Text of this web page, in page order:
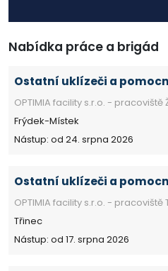
Nabídka práce a brigád
Ostatní uklízeči a
OPTIMIA facility s.r.o. - pracoviště
Frýdek-Místek
Nástup: od 24. srpna 2026
Ostatní uklízeči a
OPTIMIA facility s.r.o. - pracoviště
Třinec
Nástup: od 17. srpna 2026